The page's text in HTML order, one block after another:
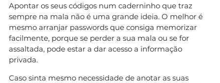
Apontar os seus códigos num caderninho que traz
sempre na mala não é uma grande ideia. O melhor é
mesmo arranjar passwords que consiga memorizar
facilmente, porque se perder a sua mala ou se for
assaltada, pode estar a dar acesso a informação
privada.
Caso sinta mesmo necessidade de anotar as suas